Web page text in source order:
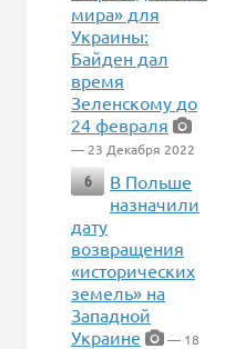
мира» для
Украины:
Байден дал
время
Зеленскому до
24 февраля
— 23 Декабря 2022
6
В Польше
назначили
дату
возвращения
«исторических
земель» на
Западной
Украине
— 18